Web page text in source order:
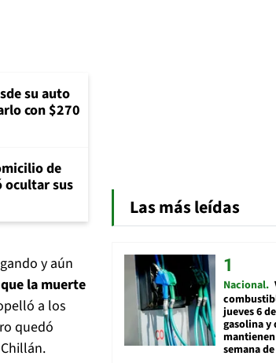
su auto
con $270
de
ocultar sus
y aún
la muerte
a los
quedó
Las más leídas
Nacional
jueves 6
gasolina y
semana